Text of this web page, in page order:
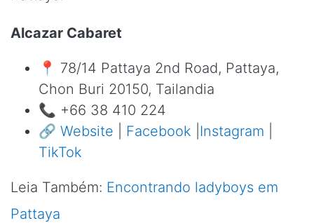
Alcazar Cabaret
📍 78/14 Pattaya 2nd Road, Pattaya,
Chon Buri 20150, Tailandia
📞 +66 38 410 224
🔗 Website Facebook Instagram
TikTok
Leia Também: Encontrando ladyboys em
Pattaya